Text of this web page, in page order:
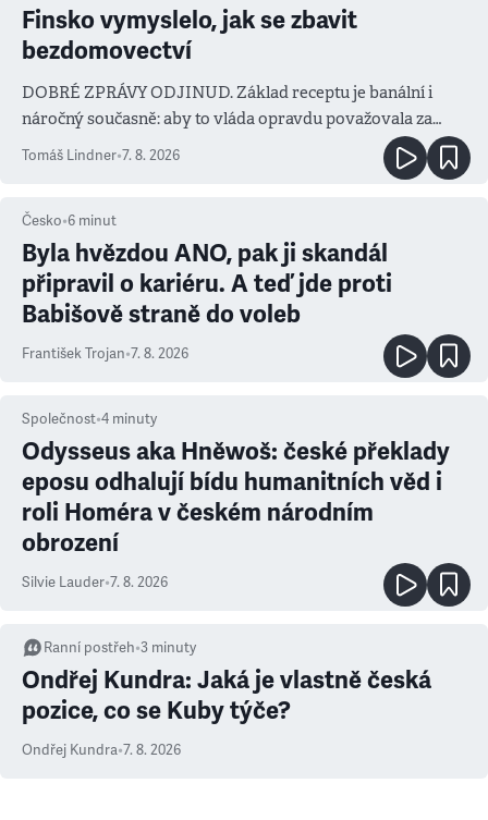
Finsko vymyslelo, jak se zbavit
bezdomovectví
DOBRÉ ZPRÁVY ODJINUD. Základ receptu je banální i
náročný současně: aby to vláda opravdu považovala za
prioritu
Tomáš Lindner•7. 8. 2026
Česko•6 minut
Byla hvězdou ANO, pak ji skandál
připravil o kariéru. A teď jde proti
Babišově straně do voleb
František Trojan•7. 8. 2026
Společnost•4 minuty
Odysseus aka Hněwoš: české překlady
eposu odhalují bídu humanitních věd i
roli Homéra v českém národním
obrození
Silvie Lauder•7. 8. 2026
Ranní postřeh•3 minuty
Ondřej Kundra: Jaká je vlastně česká
pozice, co se Kuby týče?
Ondřej Kundra•7. 8. 2026